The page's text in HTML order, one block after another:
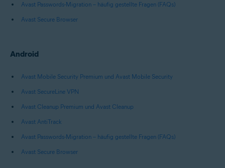
Avast Passwords-Migration – häufig gestellte Fragen (FAQs)
Avast Secure Browser
Android
Avast Mobile Security Premium und Avast Mobile Security
Avast SecureLine VPN
Avast Cleanup Premium und Avast Cleanup
Avast AntiTrack
Avast Passwords-Migration – häufig gestellte Fragen (FAQs)
Avast Secure Browser